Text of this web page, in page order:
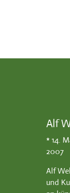
Alf
* 14.
2007
Alf
und